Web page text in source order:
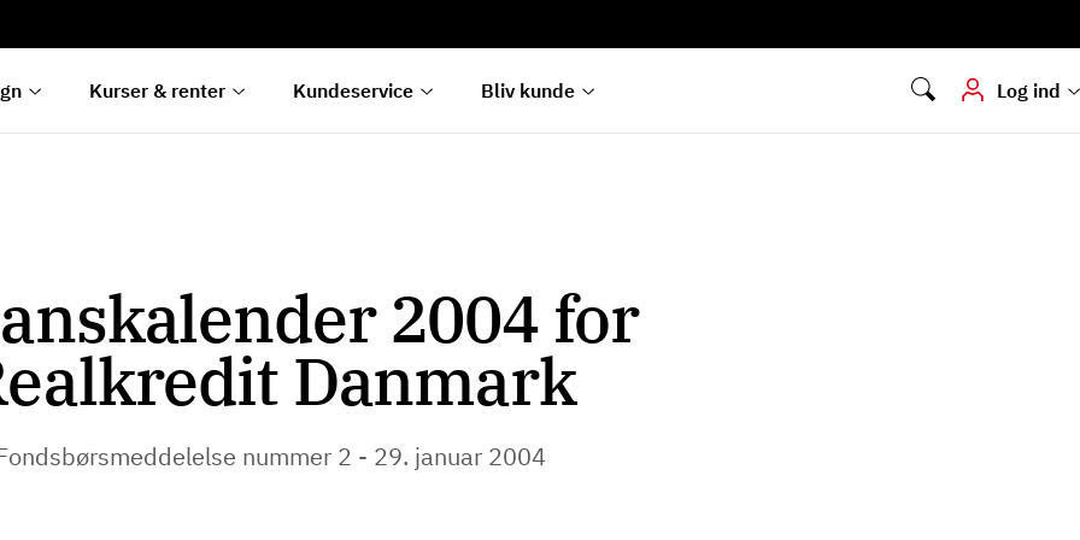
Kurser & renter Kundeservice Bliv kunde Log ind
Hvis du skal
dokumenter digitalt
2004 for
Danmark
nummer 2 - 29. januar 2004